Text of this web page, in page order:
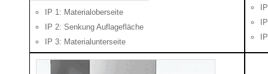
IP 1: Materialoberseite
IP 2: Senkung Auflagefläche
IP 3: Materialunterseite